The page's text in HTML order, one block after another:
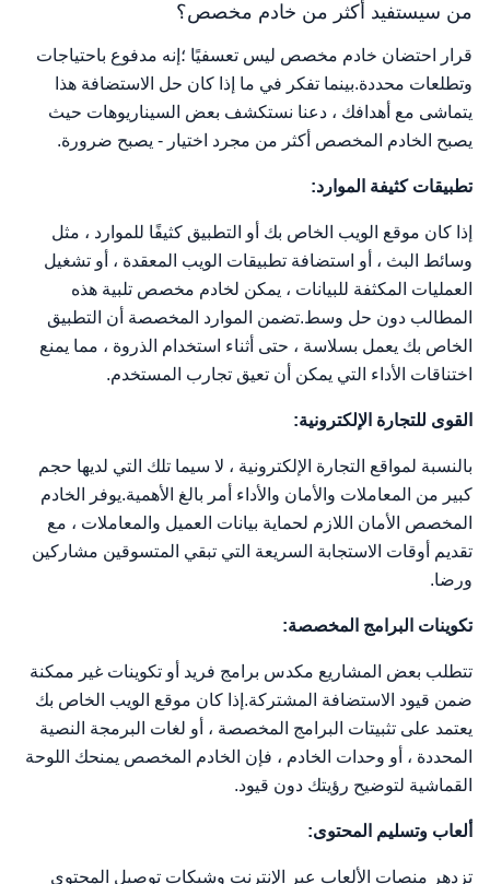
من سيستفيد أكثر من خادم مخصص؟
قرار احتضان خادم مخصص ليس تعسفيًا ؛إنه مدفوع باحتياجات
وتطلعات محددة.بينما تفكر في ما إذا كان حل الاستضافة هذا
يتماشى مع أهدافك ، دعنا نستكشف بعض السيناريوهات حيث
يصبح الخادم المخصص أكثر من مجرد اختيار - يصبح ضرورة.
تطبيقات كثيفة الموارد:
إذا كان موقع الويب الخاص بك أو التطبيق كثيفًا للموارد ، مثل
وسائط البث ، أو استضافة تطبيقات الويب المعقدة ، أو تشغيل
العمليات المكثفة للبيانات ، يمكن لخادم مخصص تلبية هذه
المطالب دون حل وسط.تضمن الموارد المخصصة أن التطبيق
الخاص بك يعمل بسلاسة ، حتى أثناء استخدام الذروة ، مما يمنع
اختناقات الأداء التي يمكن أن تعيق تجارب المستخدم.
القوى للتجارة الإلكترونية:
بالنسبة لمواقع التجارة الإلكترونية ، لا سيما تلك التي لديها حجم
كبير من المعاملات والأمان والأداء أمر بالغ الأهمية.يوفر الخادم
المخصص الأمان اللازم لحماية بيانات العميل والمعاملات ، مع
تقديم أوقات الاستجابة السريعة التي تبقي المتسوقين مشاركين
ورضا.
تكوينات البرامج المخصصة:
تتطلب بعض المشاريع مكدس برامج فريد أو تكوينات غير ممكنة
ضمن قيود الاستضافة المشتركة.إذا كان موقع الويب الخاص بك
يعتمد على تثبيتات البرامج المخصصة ، أو لغات البرمجة النصية
المحددة ، أو وحدات الخادم ، فإن الخادم المخصص يمنحك اللوحة
القماشية لتوضيح رؤيتك دون قيود.
ألعاب وتسليم المحتوى:
تزدهر منصات الألعاب عبر الإنترنت وشبكات توصيل المحتوى